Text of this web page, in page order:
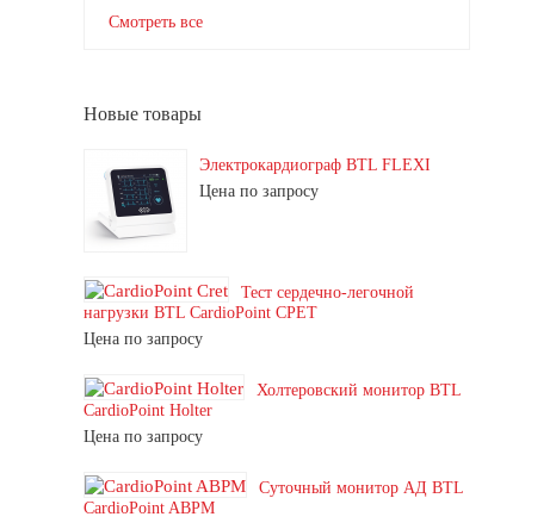
Смотреть все
Новые товары
Электрокардиограф BTL FLEXI
Цена по запросу
Тест сердечно-легочной
нагрузки BTL CardioPoint CPET
Цена по запросу
Холтеровский монитор BTL
CardioPoint Holter
Цена по запросу
Суточный монитор АД BTL
CardioPoint ABPM